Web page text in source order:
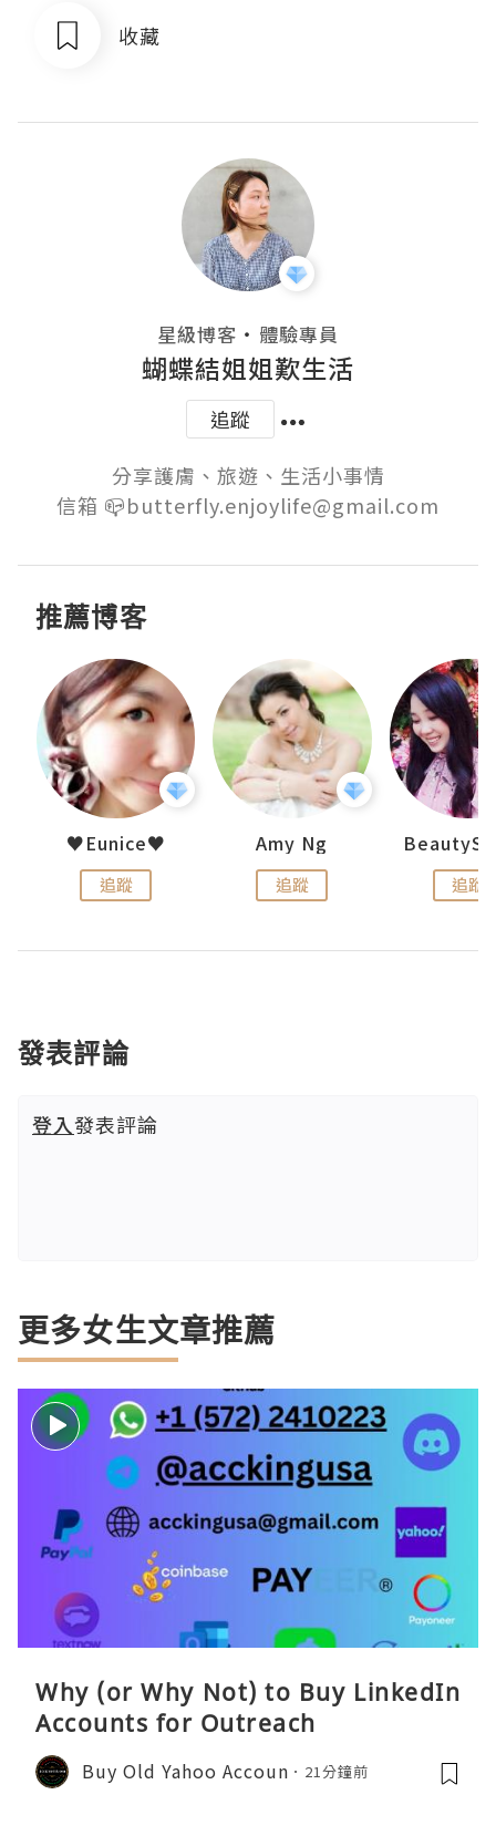
收藏
星級博客 ・ 體驗專員
蝴蝶結姐姐歎生活
追蹤
分享護膚、旅遊、生活小事情
信箱 📪butterfly.enjoylife@gmail.com
推薦博客
♥Eunice♥
追蹤
Amy Ng
追蹤 追蹤
發表評論
登入發表評論
更多女生文章推薦
Why (or Why Not) to Buy LinkedIn
Accounts for Outreach
Buy Old Yahoo Accoun 21分鐘前